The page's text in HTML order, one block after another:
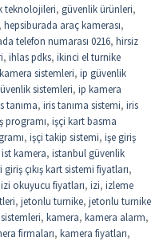
teknolojileri, güvenlik ürünleri,
, hepsiburada araç kamerası,
telefon numarası 0216, hirsiz
, ihlas pdks, ikinci el turnike
sistemleri, ip güvenlik
sistemleri, ip kamera
tanıma, iris tanıma sistemi, iris
programı, işçi kart basma
, işçi takip sistemi, işe giriş
ist kamera, istanbul güvenlik
giriş çıkış kart sistemi fiyatları,
okuyucu fiyatları, izi, izleme
, jetonlu turnike, jetonlu turnike
, kamera, kamera alarm,
firmaları, kamera fiyatları,